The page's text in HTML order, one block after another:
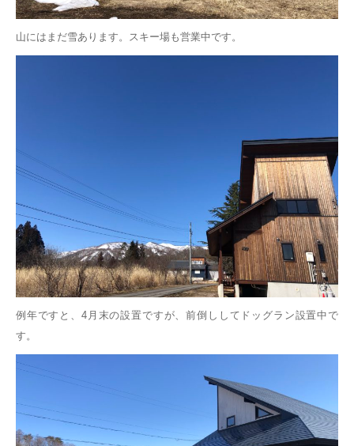
山にはまだ雪あります。スキー場も営業中です。
例年ですと、4月末の設置ですが、前倒ししてドッグラン設置中で
す。